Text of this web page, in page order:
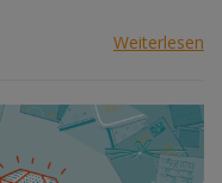
Weiterlesen